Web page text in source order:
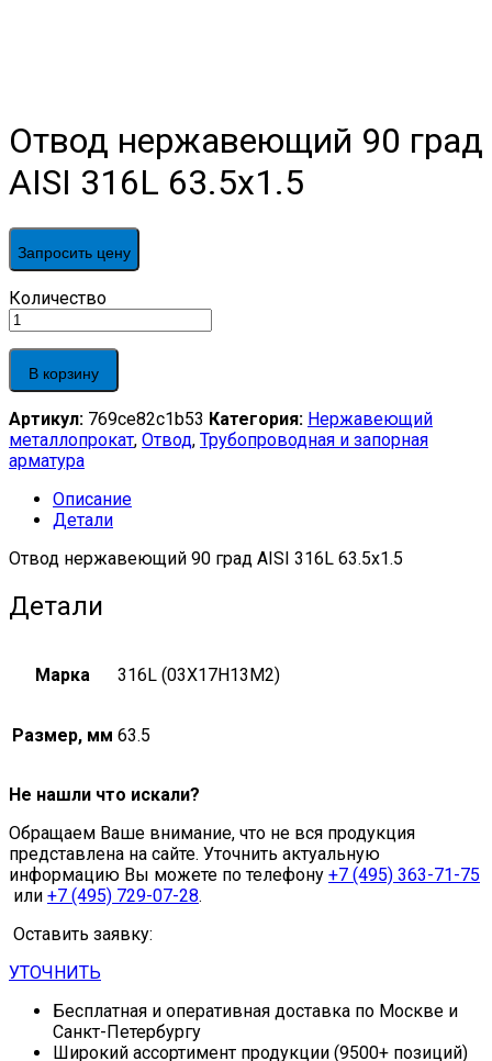
Отвод нержавеющий 90 град
AISI 316L 63.5х1.5
Запросить цену
Отвод
нержавеющий
90
град
AISI
63.5х1.5
quantity
Количество
В корзину
Артикул: 769ce82c1b53 Категория: Нержавеющий
металлопрокат, Отвод, Трубопроводная и запорная
арматура
Описание
Детали
Отвод нержавеющий 90 град AISI 316L 63.5х1.5
Детали
Марка 316L (03Х17Н13М2)
Размер, мм 63.5
Не нашли что искали?
Обращаем Ваше внимание, что не вся продукция
представлена на сайте. Уточнить актуальную
информацию Вы можете по телефону +7 (495) 363-71-75
или +7 (495) 729-07-28.
Оставить заявку:
УТОЧНИТЬ
Бесплатная и оперативная доставка по Москве и
Санкт-Петербургу
Широкий ассортимент продукции (9500+ позиций)